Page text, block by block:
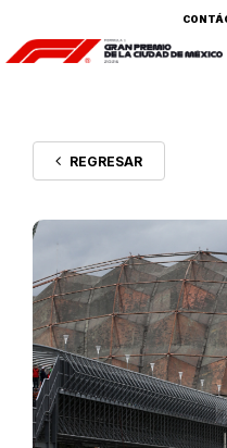
REGRESAR